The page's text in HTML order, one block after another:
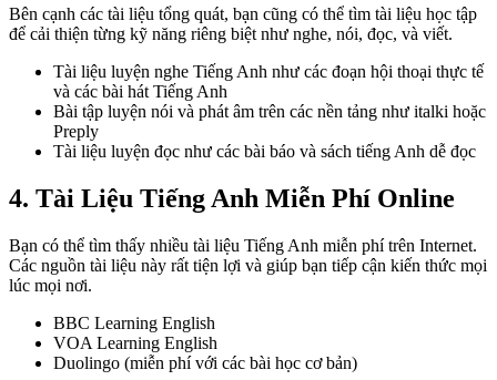
Bên cạnh các tài liệu tổng quát, bạn cũng có thể tìm tài liệu học tập
để cải thiện từng kỹ năng riêng biệt như nghe, nói, đọc, và viết.
Tài liệu luyện nghe Tiếng Anh như các đoạn hội thoại thực tế
và các bài hát Tiếng Anh
Bài tập luyện nói và phát âm trên các nền tảng như italki hoặc
Preply
Tài liệu luyện đọc như các bài báo và sách tiếng Anh dễ đọc
4. Tài Liệu Tiếng Anh Miễn Phí Online
Bạn có thể tìm thấy nhiều tài liệu Tiếng Anh miễn phí trên Internet.
Các nguồn tài liệu này rất tiện lợi và giúp bạn tiếp cận kiến thức mọi
lúc mọi nơi.
BBC Learning English
VOA Learning English
Duolingo (miễn phí với các bài học cơ bản)